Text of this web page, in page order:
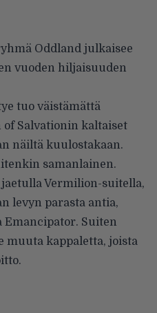
Oddland julkaisee
vuoden hiljaisuuden
tuo väistämättä
of Salvationin kaltaiset
näiltä kuulostakaan.
samanlainen.
Vermilion-suitella,
levyn parasta antia,
Emancipator. Suiten
muuta kappaletta, joista